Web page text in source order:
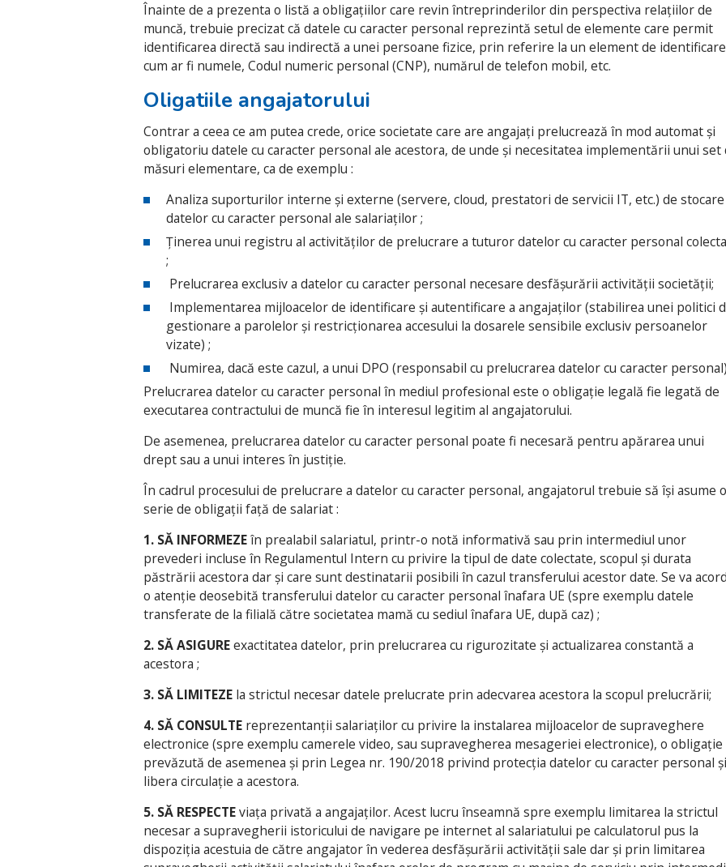
Înainte de a prezenta o listă a obligațiilor care revin întreprinderilor din perspectiva relațiilor de
muncă, trebuie precizat că datele cu caracter personal reprezintă setul de elemente care permit
identificarea directă sau indirectă a unei persoane fizice, prin referire la un element de
cum ar fi numele, Codul numeric personal (CNP), numărul de telefon mobil, etc.
Oligatiile angajatorului
Contrar a ceea ce am putea crede, orice societate care are angajați prelucrează în mod automat și
obligatoriu datele cu caracter personal ale acestora, de unde și necesitatea implementării unui set
măsuri elementare, ca de exemplu :
Analiza suporturilor interne și externe (servere, cloud, prestatori de servicii IT, etc.) de stocare
datelor cu caracter personal ale salariaților ;
Ținerea unui registru al activităților de prelucrare a tuturor datelor cu caracter personal
;
Prelucrarea exclusiv a datelor cu caracter personal necesare desfășurării activității societății;
Implementarea mijloacelor de identificare și autentificare a angajaților (stabilirea unei politici
gestionare a parolelor și restricționarea accesului la dosarele sensibile exclusiv persoanelor
vizate) ;
Numirea, dacă este cazul, a unui DPO (responsabil cu prelucrarea datelor cu caracter
Prelucrarea datelor cu caracter personal în mediul profesional este o obligație legală fie legată de
executarea contractului de muncă fie în interesul legitim al angajatorului.
De asemenea, prelucrarea datelor cu caracter personal poate fi necesară pentru apărarea unui
drept sau a unui interes în justiție.
În cadrul procesului de prelucrare a datelor cu caracter personal, angajatorul trebuie să își asume o
serie de obligații față de salariat :
1. SĂ INFORMEZEîn prealabil salariatul, printr-o notă informativă sau prin intermediul unor
prevederi incluse în Regulamentul Intern cu privire la tipul de date colectate, scopul și durata
păstrării acestora dar și care sunt destinatarii posibili în cazul transferului acestor date. Se va
o atenție deosebită transferului datelor cu caracter personal înafara UE (spre exemplu datele
transferate de la filială către societatea mamă cu sediul înafara UE, după caz) ;
2. SĂ ASIGUREexactitatea datelor, prin prelucrarea cu rigurozitate și actualizarea constantă a
acestora ;
3. SĂ LIMITEZE la strictul necesar datele prelucrate prin adecvarea acestora la scopul prelucrării;
4. SĂ CONSULTE reprezentanții salariaților cu privire la instalarea mijloacelor de supraveghere
electronice (spre exemplu camerele video, sau supravegherea mesageriei electronice), o obligație
prevăzută de asemenea și prin Legea nr. 190/2018 privind protecția datelor cu caracter personal și
libera circulație a acestora.
5. SĂ RESPECTEviața privată a angajaților. Acest lucru înseamnă spre exemplu limitarea la strictul
necesar a supravegherii istoricului de navigare pe internet al salariatului pe calculatorul pus la
dispoziția acestuia de către angajator în vederea desfășurării activității sale dar și prin limitarea